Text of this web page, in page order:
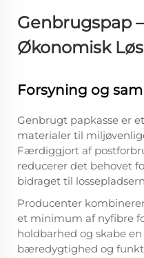
Genbrugspap
Økonomisk
Forsyning og
Genbrugt papkasse er
materialer til
Færdiggjort af
reducerer det behovet
bidraget til
Producenter
et minimum af nyfibre
holdbarhed og skabe
bæredygtighed og